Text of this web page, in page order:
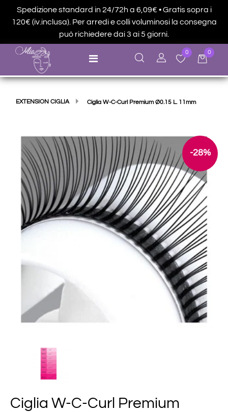
Spedizione standard in 24/72h a 6,09€ • Gratis sopra i
120€ (iv.inclusa). Per arredi e colli voluminosi la consegna
può richiedere dai 3 ai 5 giorni.
Open menu
0 0
EXTENSION CIGLIA Ciglia W-C-Curl Premium Ø0.15 L. 11mm
-28%
Ciglia W-C-Curl Premium